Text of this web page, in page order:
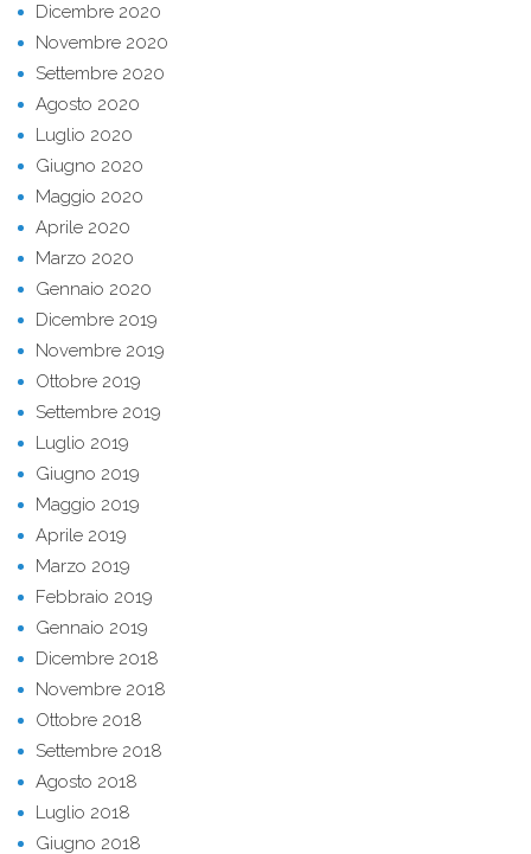
Dicembre 2020
Novembre 2020
Settembre 2020
Agosto 2020
Luglio 2020
Giugno 2020
Maggio 2020
Aprile 2020
Marzo 2020
Gennaio 2020
Dicembre 2019
Novembre 2019
Ottobre 2019
Settembre 2019
Luglio 2019
Giugno 2019
Maggio 2019
Aprile 2019
Marzo 2019
Febbraio 2019
Gennaio 2019
Dicembre 2018
Novembre 2018
Ottobre 2018
Settembre 2018
Agosto 2018
Luglio 2018
Giugno 2018